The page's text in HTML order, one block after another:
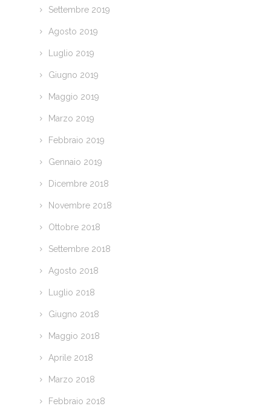
Settembre 2019
Agosto 2019
Luglio 2019
Giugno 2019
Maggio 2019
Marzo 2019
Febbraio 2019
Gennaio 2019
Dicembre 2018
Novembre 2018
Ottobre 2018
Settembre 2018
Agosto 2018
Luglio 2018
Giugno 2018
Maggio 2018
Aprile 2018
Marzo 2018
Febbraio 2018